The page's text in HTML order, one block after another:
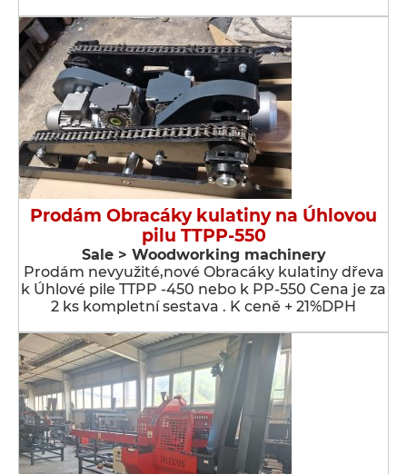
Prodám Obracáky kulatiny na Úhlovou
pilu TTPP-550
Sale > Woodworking machinery
Prodám nevyužité,nové Obracáky kulatiny dřeva
k Úhlové pile TTPP -450 nebo k PP-550 Cena je za
2 ks kompletní sestava . K ceně + 21%DPH